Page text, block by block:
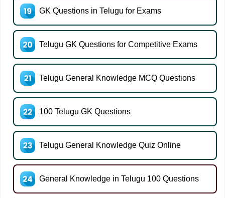
GK Questions in Telugu for Exams
Telugu GK Questions for Competitive Exams
Telugu General Knowledge MCQ Questions
100 Telugu GK Questions
Telugu General Knowledge Quiz Online
General Knowledge in Telugu 100 Questions